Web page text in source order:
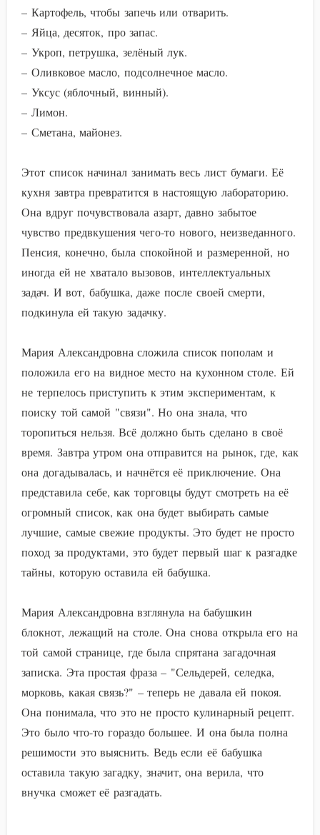
– Картофель, чтобы запечь или отварить.
– Яйца, десяток, про запас.
– Укроп, петрушка, зелёный лук.
– Оливковое масло, подсолнечное масло.
– Уксус (яблочный, винный).
– Лимон.
– Сметана, майонез.
Этот список начинал занимать весь лист бумаги. Её
кухня завтра превратится в настоящую лабораторию.
Она вдруг почувствовала азарт, давно забытое
чувство предвкушения чего-то нового, неизведанного.
Пенсия, конечно, была спокойной и размеренной, но
иногда ей не хватало вызовов, интеллектуальных
задач. И вот, бабушка, даже после своей смерти,
подкинула ей такую задачку.
Мария Александровна сложила список пополам и
положила его на видное место на кухонном столе. Ей
не терпелось приступить к этим экспериментам, к
поиску той самой "связи". Но она знала, что
торопиться нельзя. Всё должно быть сделано в своё
время. Завтра утром она отправится на рынок, где, как
она догадывалась, и начнётся её приключение. Она
представила себе, как торговцы будут смотреть на её
огромный список, как она будет выбирать самые
лучшие, самые свежие продукты. Это будет не просто
поход за продуктами, это будет первый шаг к разгадке
тайны, которую оставила ей бабушка.
Мария Александровна взглянула на бабушкин
блокнот, лежащий на столе. Она снова открыла его на
той самой странице, где была спрятана загадочная
записка. Эта простая фраза – "Сельдерей, селедка,
морковь, какая связь?" – теперь не давала ей покоя.
Она понимала, что это не просто кулинарный рецепт.
Это было что-то гораздо большее. И она была полна
решимости это выяснить. Ведь если её бабушка
оставила такую загадку, значит, она верила, что
внучка сможет её разгадать.